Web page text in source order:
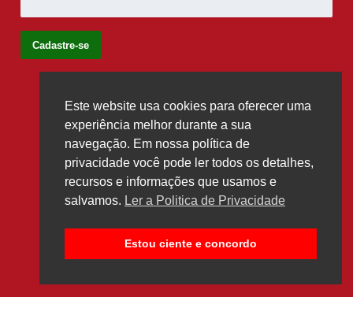
Siga-nos
Este website usa cookies para oferecer uma
experiência melhor durante a sua
navegação. Em nossa política de
privacidade você pode ler todos os detalhes,
recursos e informações que usamos e
salvamos. Ler a Politica de Privacidade
Estou ciente e concordo